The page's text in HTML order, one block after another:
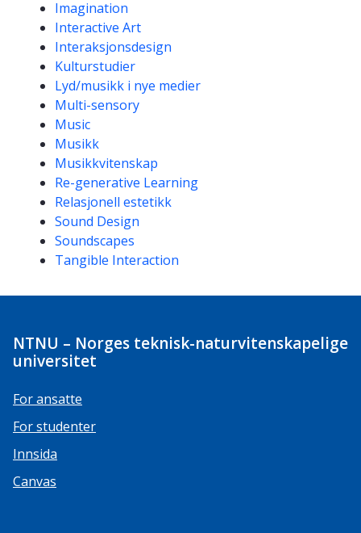
Imagination
Interactive Art
Interaksjonsdesign
Kulturstudier
Lyd/musikk i nye medier
Multi-sensory
Music
Musikk
Musikkvitenskap
Re-generative Learning
Relasjonell estetikk
Sound Design
Soundscapes
Tangible Interaction
NTNU – Norges teknisk-naturvitenskapelige
universitet
For ansatte
For studenter
Innsida
Canvas